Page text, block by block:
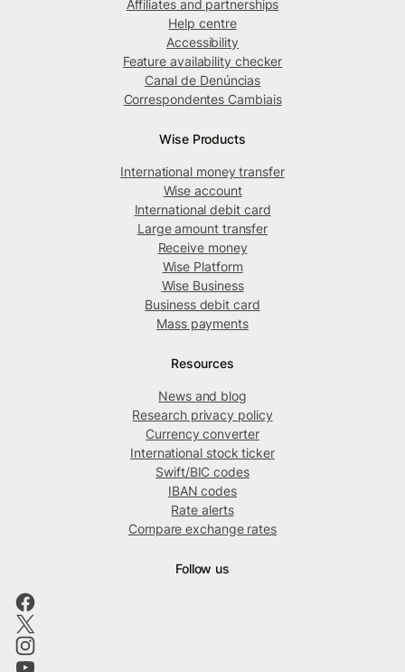
Affiliates and partnerships
Help centre
Accessibility
Feature availability checker
Canal de Denúncias
Correspondentes Cambiais
Wise Products
International money transfer
Wise account
International debit card
Large amount transfer
Receive money
Wise Platform
Wise Business
Business debit card
Mass payments
Resources
News and blog
Research privacy policy
Currency converter
International stock ticker
Swift/BIC codes
IBAN codes
Rate alerts
Compare exchange rates
Follow us